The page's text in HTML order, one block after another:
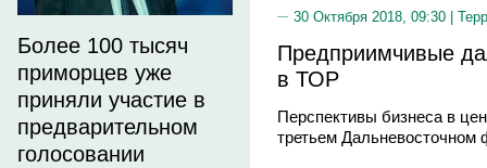
Более 100 тысяч
приморцев уже
приняли участие в
предварительном
голосовании
30 Октября 2018, 09:30 |
Предприимчивые
в ТОР
Перспективы бизнеса в
третьем Дальневосточном